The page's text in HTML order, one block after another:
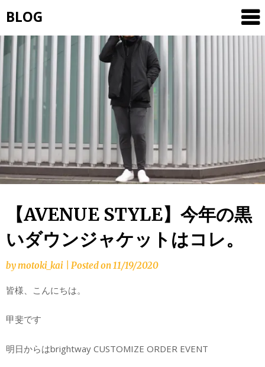
to
content
BLOG
【AVENUE STYLE】今年の黒
いダウンジャケットはコレ。
bymotoki_kai Posted on11/19/2020
皆様、こんにちは。
甲斐です
明日からはbrightway CUSTOMIZE ORDER EVENT